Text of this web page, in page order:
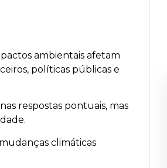
ambientais afetam
políticas públicas e
respostas pontuais, mas
climáticas